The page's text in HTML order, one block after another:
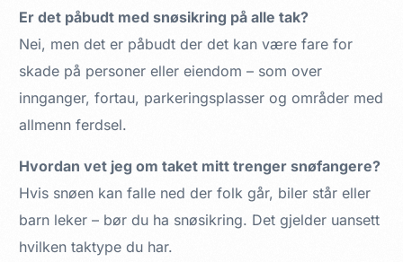
Er det påbudt med snøsikring på alle tak?
Nei, men det er påbudt der det kan være fare for
skade på personer eller eiendom – som over
innganger, fortau, parkeringsplasser og områder med
allmenn ferdsel.
Hvordan vet jeg om taket mitt trenger snøfangere?
Hvis snøen kan falle ned der folk går, biler står eller
barn leker – bør du ha snøsikring. Det gjelder uansett
hvilken taktype du har.